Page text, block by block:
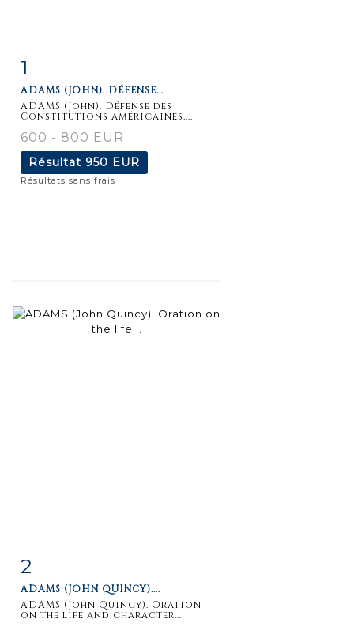
détaillée
1
ADAMS (JOHN). DÉFENSE...
ADAMS (John). Défense des
Constitutions américaines,...
600 - 800 EUR
Résultat 950 EUR
Résultats sans frais
détaillée
2
ADAMS (JOHN QUINCY)....
ADAMS (John Quincy). Oration
on the life and character...